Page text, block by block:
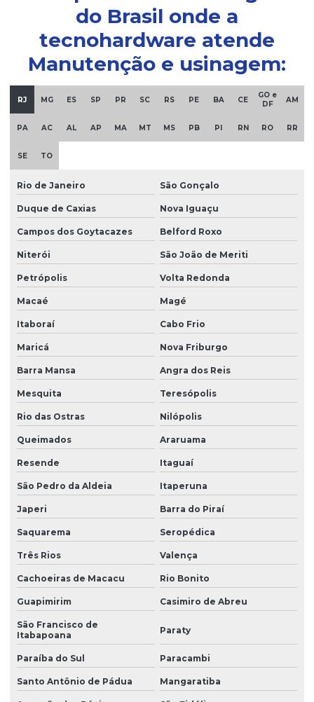
Montagem industrial curitiba
Montagem industrial de máquinas
Recuperação de eixo
Recuperação de engrenagens
Serviço usinagem mandrilhadora
Serviços de manutenção industrial
Usinagem em campo
Usinagem de grande porte
Usinagem de grande porte em curitiba
Usinagem medio porte
Usinagem de peças
Usinagem de peças curitiba
Usinagem de peças de grande porte
Usinagem de peças mecanicas
Usinagem de peças pesadas
Usinagem pesada
Usinagem pesada em curitiba
Usinagem redutores
Usinagem rosca
Usinagem em torno
Usinagem torno campo
Usinagem torno mandrilhadora
do Brasil onde a
tecnohardware atende
Manutenção e usinagem:
RJ MG ES SP PR SC RS PE BA CE
GO e
DF
AM
PA AC AL AP MA MT MS PB PI RN RO RR
SE TO
Rio de Janeiro São Gonçalo
Duque de Caxias Nova Iguaçu
Campos dos Goytacazes Belford Roxo
Niterói São João de Meriti
Petrópolis Volta Redonda
Macaé Magé
Itaboraí Cabo Frio
Maricá Nova Friburgo
Barra Mansa Angra dos Reis
Mesquita Teresópolis
Rio das Ostras Nilópolis
Queimados Araruama
Resende Itaguaí
São Pedro da Aldeia Itaperuna
Japeri Barra do Piraí
Saquarema Seropédica
Três Rios Valença
Cachoeiras de Macacu Rio Bonito
Guapimirim Casimiro de Abreu
São Francisco de
Itabapoana
Paraty
Paraíba do Sul Paracambi
Santo Antônio de Pádua Mangaratiba